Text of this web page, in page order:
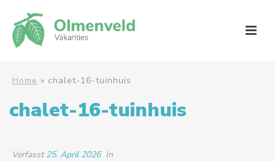
Home » chalet-16-tuinhuis
chalet-16-tuinhuis
Verfasst 25. April 2026 In